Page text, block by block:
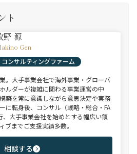
ト
野 源
Gen
コンサルティングファーム
。大手事業会社で海外事業・グローバ
ルダーが複雑に関わる事業運営の中
築を常に意識しながら意思決定や実務
に転身後、コンサル（戦略・総合・FA
、大手事業会社を始めとする幅広い領
ブまでご支援実績多数。
相談する